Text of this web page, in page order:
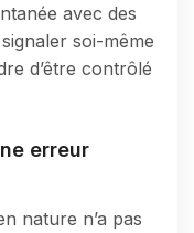
avec des
soi-même
d’être contrôlé
erreur
nature n’a pas